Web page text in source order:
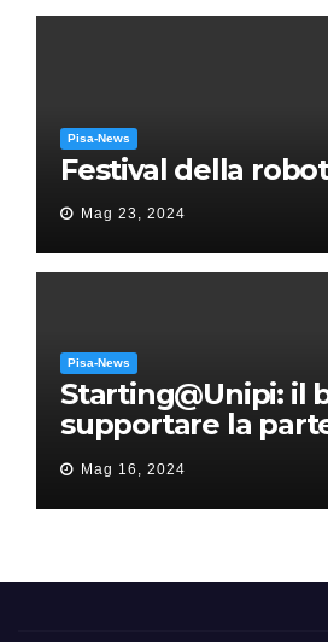
Pisa-News
Festival della
Mag 23, 2024
Pisa-News
Starting@Unipi: il
supportare la
all’ERC Starting
Mag 16, 2024